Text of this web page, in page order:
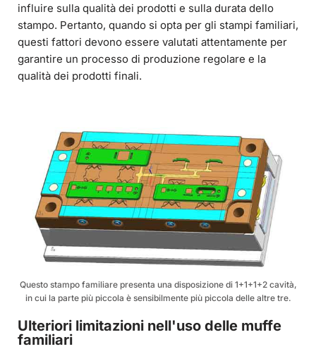
influire sulla qualità dei prodotti e sulla durata dello
stampo. Pertanto, quando si opta per gli stampi familiari,
questi fattori devono essere valutati attentamente per
garantire un processo di produzione regolare e la
qualità dei prodotti finali.
Questo stampo familiare presenta una disposizione di 1+1+1+2 cavità,
in cui la parte più piccola è sensibilmente più piccola delle altre tre.
Ulteriori limitazioni nell'uso delle muffe
familiari